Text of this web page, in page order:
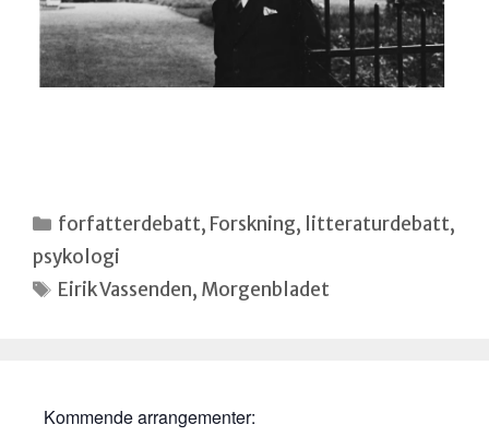
Kategorier
forfatterdebatt, Forskning, litteraturdebatt,
psykologi
Stikkord
Eirik Vassenden, Morgenbladet
Kommende arrangementer: